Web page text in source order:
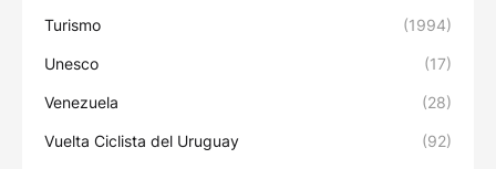
Turismo (1994)
Unesco (17)
Venezuela (28)
Vuelta Ciclista del Uruguay (92)